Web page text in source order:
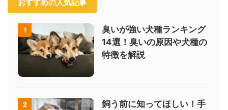
おすすめの人気記事
1
臭いが強い犬種ランキング
14選！臭いの原因や犬種の
特徴を解説
2
飼う前に知ってほしい！手